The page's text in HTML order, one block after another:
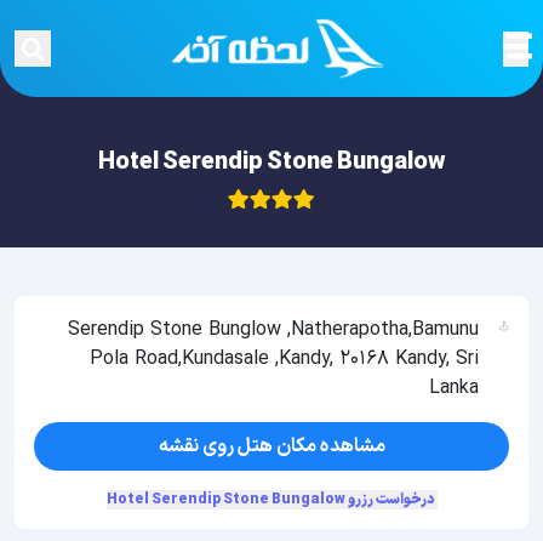
Hotel Serendip Stone Bungalow
Serendip Stone Bunglow ,Natherapotha,Bamunu
Pola Road,Kundasale ,Kandy, 20168 Kandy, Sri
Lanka
مشاهده مکان هتل روی نقشه
درخواست رزرو Hotel Serendip Stone Bungalow